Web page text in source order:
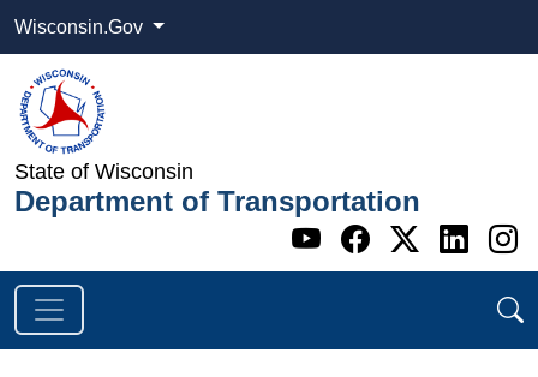
Wisconsin.Gov
State of Wisconsin
Department of Transportation
Go to WI
Go to WI
Go to
Go